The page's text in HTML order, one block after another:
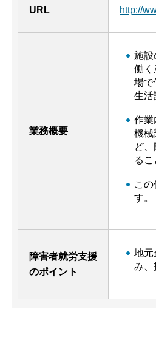
URL http://
業務概要
施設
働く
場で
生活
作業
機械
ど
るこ
こ
す。
障害者就労支援
のポイント
地元
み、